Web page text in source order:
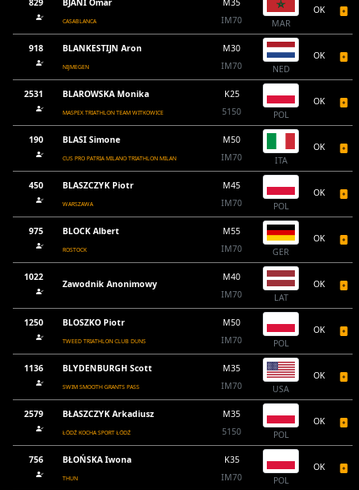
829 BJANI Omar
CASABLANCA
M35
IM70
MAR
OK
918 BLANKESTIJN Aron
NIJMEGEN
M30
IM70
NED
OK
2531 BLAROWSKA Monika
MASPEX TRIATHLON TEAM WITKOWICE
K25
5150
POL
OK
190 BLASI Simone
CUS PRO PATRIA MILANO TRIATHLON MILAN
M50
IM70
ITA
OK
450 BLASZCZYK Piotr
WARSZAWA
M45
IM70
POL
OK
975 BLOCK Albert
ROSTOCK
M55
IM70
GER
OK
1022
Zawodnik Anonimowy
M40
IM70
LAT
OK
1250 BLOSZKO Piotr
TWEED TRIATHLON CLUB DUNS
M50
IM70
POL
OK
1136 BLYDENBURGH Scott
SWIM SMOOTH GRANTS PASS
M35
IM70
USA
OK
2579 BŁASZCZYK Arkadiusz
ŁÓDŹ KOCHA SPORT ŁÓDŹ
M35
5150
POL
OK
756 BŁOŃSKA Iwona
THUN
K35
IM70
POL
OK